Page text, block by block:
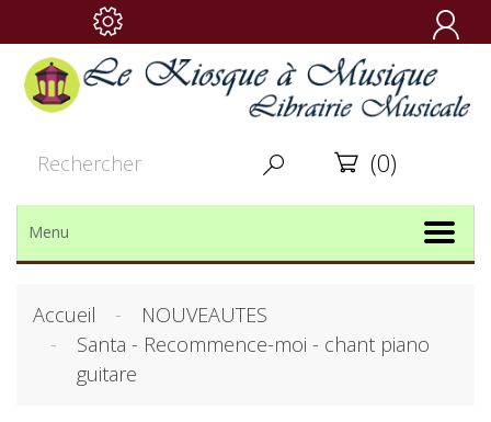

  (0)
Menu
Accueil
NOUVEAUTES
Santa - Recommence-moi - chant piano
guitare